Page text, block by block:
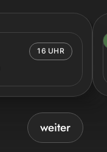
16 UHR
weiter